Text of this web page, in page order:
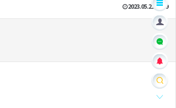
2023.05.21 21:59